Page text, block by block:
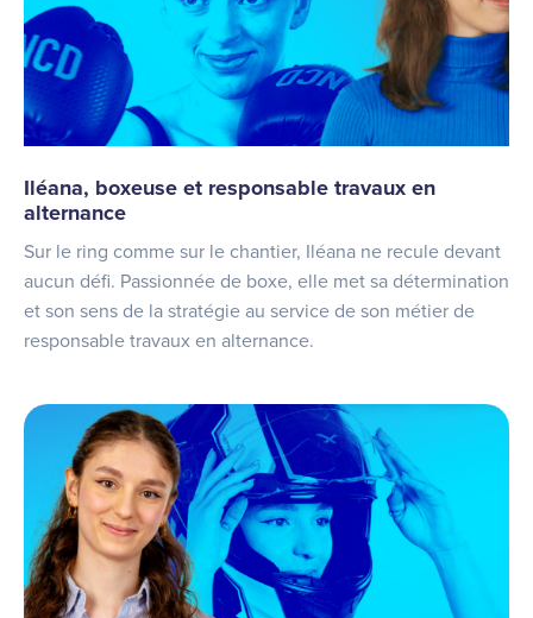
Iléana, boxeuse et responsable travaux en
alternance
Sur le ring comme sur le chantier, Iléana ne recule devant
aucun défi. Passionnée de boxe, elle met sa détermination
et son sens de la stratégie au service de son métier de
responsable travaux en alternance.